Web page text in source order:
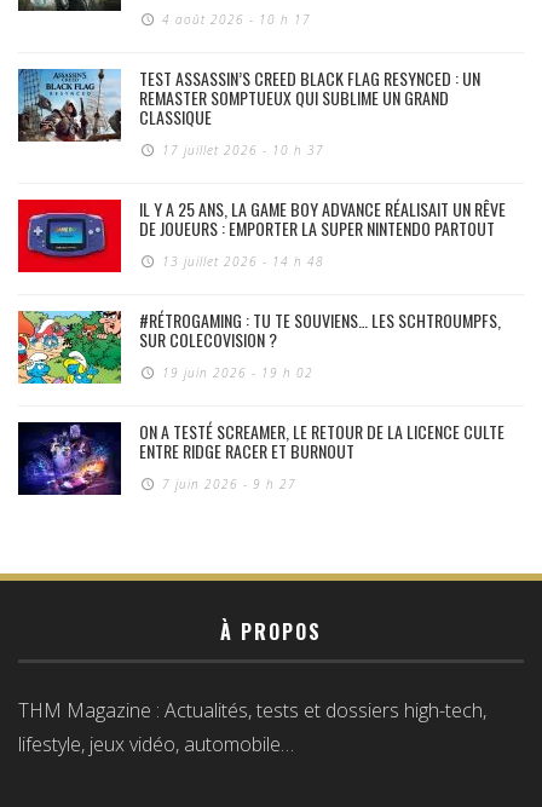
4 août 2026 - 10 h 17
TEST ASSASSIN’S CREED BLACK FLAG RESYNCED : UN
REMASTER SOMPTUEUX QUI SUBLIME UN GRAND
CLASSIQUE
17 juillet 2026 - 10 h 37
IL Y A 25 ANS, LA GAME BOY ADVANCE RÉALISAIT UN RÊVE
DE JOUEURS : EMPORTER LA SUPER NINTENDO PARTOUT
13 juillet 2026 - 14 h 48
#RÉTROGAMING : TU TE SOUVIENS… LES SCHTROUMPFS,
SUR COLECOVISION ?
19 juin 2026 - 19 h 02
ON A TESTÉ SCREAMER, LE RETOUR DE LA LICENCE CULTE
ENTRE RIDGE RACER ET BURNOUT
7 juin 2026 - 9 h 27
À PROPOS
THM Magazine : Actualités, tests et dossiers high-tech,
lifestyle, jeux vidéo, automobile…